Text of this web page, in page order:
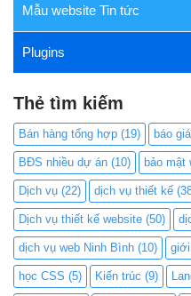
Mẫu website Tin tức
Plugins
Thẻ tìm kiếm
Bán hàng tổng hợp (19) báo
BĐS nhiều dự án (10) bảo mật
Dịch vụ (22) dịch vụ thiết kế
Dịch vụ thiết kế website (50)
dịch vụ web Ninh Bình (10)
học CSS (5) Kiến trúc (9)